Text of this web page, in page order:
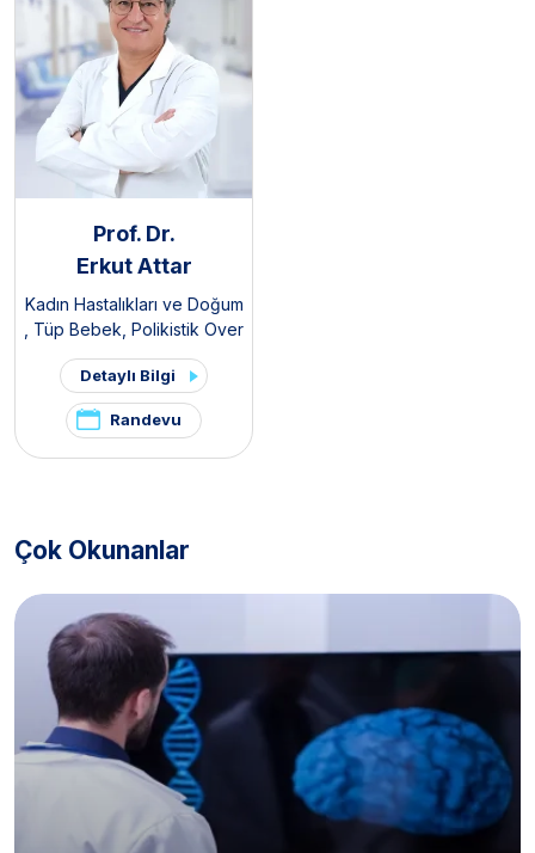
Prof. Dr.
Erkut Attar
Kadın Hastalıkları ve Doğum
Tüp Bebek Polikistik Over
Sendromu / PKOS ve
Hirsutizm Kliniği,Pelvik Ağrı
ve Endometriozis Kliniği
Detaylı Bilgi
Randevu
Çok Okunanlar